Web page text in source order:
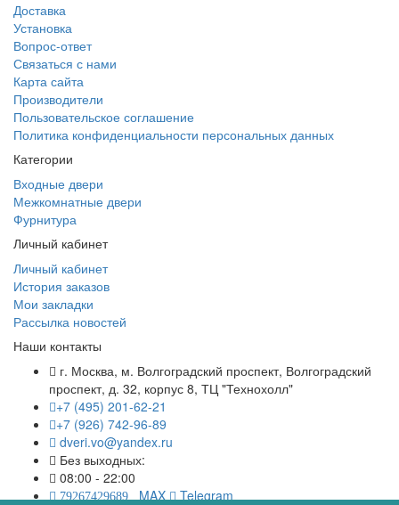
Доставка
Установка
Вопрос-ответ
Связаться с нами
Карта сайта
Производители
Пользовательское соглашение
Политика конфиденциальности персональных данных
Категории
Входные двери
Межкомнатные двери
Фурнитура
Личный кабинет
Личный кабинет
История заказов
Мои закладки
Рассылка новостей
Наши контакты
г. Москва, м. Волгоградский проспект, Волгоградский
проспект, д. 32, корпус 8, ТЦ "Технохолл"
+7 (495) 201-62-21
+7 (926) 742-96-89
dveri.vo@yandex.ru
Без выходных:
08:00 - 22:00
79267429689 MAX
Telegram